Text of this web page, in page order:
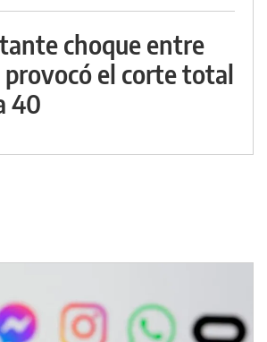
choque entre
provocó el corte total
40